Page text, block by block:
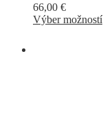
66,00 €
Výber možností